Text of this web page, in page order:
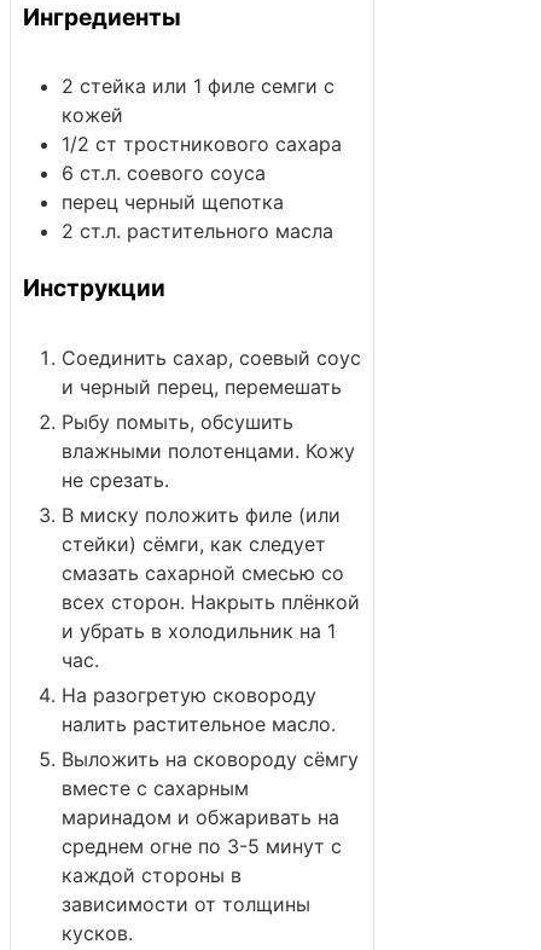
Ингредиенты
2 стейка или 1 филе семги с
кожей
1/2 ст тростникового сахара
6 ст.л. соевого соуса
перец черный щепотка
2 ст.л. растительного масла
Инструкции
Соединить сахар, соевый соус
и черный перец, перемешать
Рыбу помыть, обсушить
влажными полотенцами. Кожу
не срезать.
В миску положить филе (или
стейки) сёмги, как следует
смазать сахарной смесью со
всех сторон. Накрыть плёнкой
и убрать в холодильник на 1
час.
На разогретую сковороду
налить растительное масло.
Выложить на сковороду сёмгу
вместе с сахарным
маринадом и обжаривать на
среднем огне по 3-5 минут с
каждой стороны в
зависимости от толщины
кусков.